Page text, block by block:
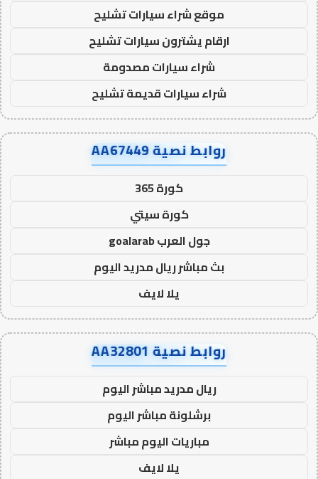
موقع شراء سيارات تشليح
ارقام يشترون سيارات تشليح
شراء سيارات مصدومة
شراء سيارات قديمة تشليح
روابط نصية AA67449
كورة 365
كورة سيتي
جول العرب goalarab
بث مباشر ريال مدريد اليوم
يلا لايف
روابط نصية AA32801
ريال مدريد مباشر اليوم
برشلونة مباشر اليوم
مباريات اليوم مباشر
يلا لايف